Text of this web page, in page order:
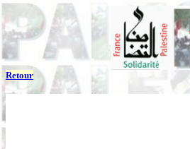
Retour